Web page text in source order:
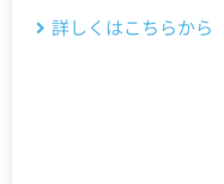
詳しくはこちらから